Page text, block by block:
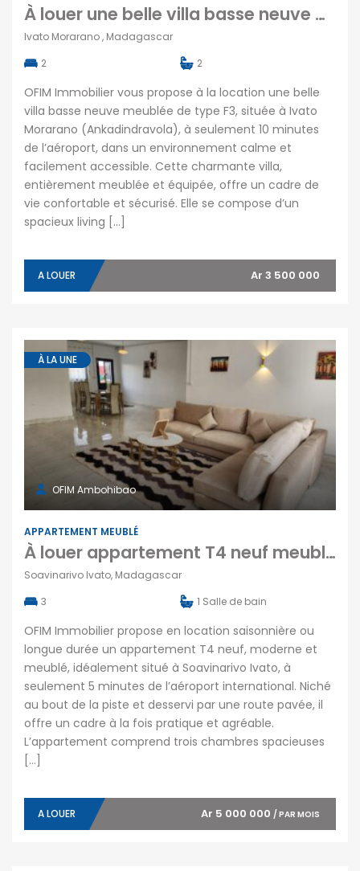
À louer une belle villa basse neuve meublée de type T3 située à Ivato Morarano (Ankadindravola) Madagascar
Ivato Morarano , Madagascar
2
2
OFIM Immobilier vous propose à la location une belle
villa basse neuve meublée de type F3, située à Ivato
Morarano (Ankadindravola), à seulement 10 minutes
de l’aéroport, dans un environnement calme et
facilement accessible. Cette charmante villa,
entièrement meublée et équipée, offre un cadre de
vie confortable et sécurisé. Elle se compose d’un
spacieux living […]
A LOUER Ar 3 500 000
À LA UNE
OFIM Ambohibao
APPARTEMENT MEUBLÉ
À louer appartement T4 neuf meublé à Soavinarivo Ivato – Location saisonnière ou longue durée
Soavinarivo Ivato, Madagascar
3
1 Salle de bain
OFIM Immobilier propose en location saisonnière ou
longue durée un appartement T4 neuf, moderne et
meublé, idéalement situé à Soavinarivo Ivato, à
seulement 5 minutes de l’aéroport international. Niché
au bout de la piste et desservi par une route pavée, il
offre un cadre à la fois pratique et agréable.
L’appartement comprend trois chambres spacieuses
[…]
A LOUER Ar 5 000 000 / PAR MOIS